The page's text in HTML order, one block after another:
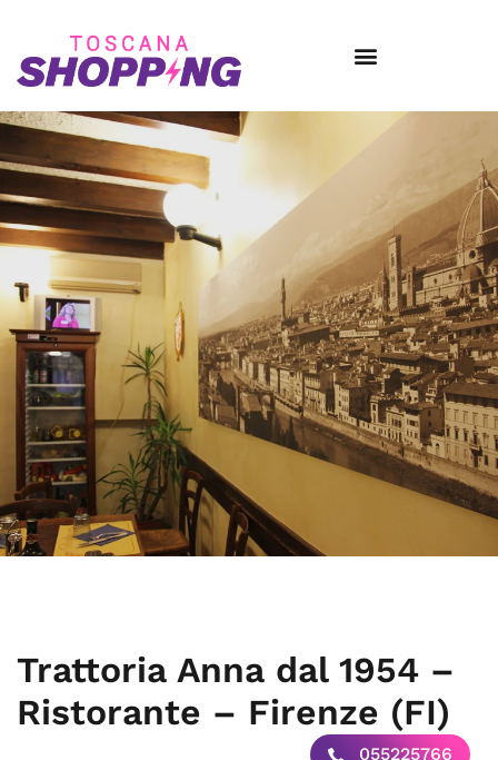
Trattoria Anna dal 1954 –
Ristorante – Firenze (FI)
055225766